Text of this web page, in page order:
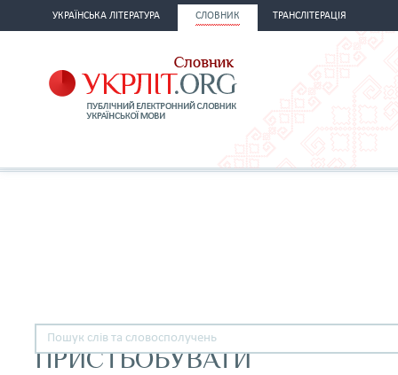
УКРАЇНСЬКА ЛІТЕРАТУРА СЛОВНИК ТРАНСЛІТЕРАЦІЯ
ПРИСТЬОБУВАТИ